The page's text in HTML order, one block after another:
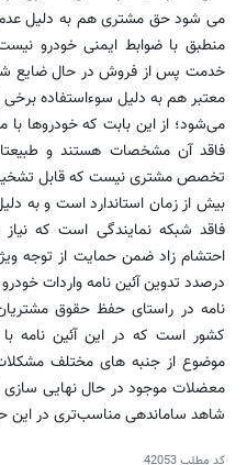
می شود حق مشتری هم به دلیل عدم
منطبق با ضوابط ایمنی خودرو
خدمت پس از فروش در حال ضایع
معتبر هم به دلیل سوءاستفاده
می‌شود؛ از این بابت كه خودروها
فاقد آن مشخصات هستند و
تخصص مشتری نیست كه قابل
بیش از زمان استاندارد است و به
فاقد شبكه نمایندگی است كه
احتشام زاد ضمن حمایت از توجه
درصدد تدوین آئین نامه واردات
نامه در راستای حفظ حقوق
کشور است که در این آئین نامه
موضوع از جنبه های مختلف
معضلات موجود در حال نهایی
شاهد ساماندهی مناسب‌تری در این